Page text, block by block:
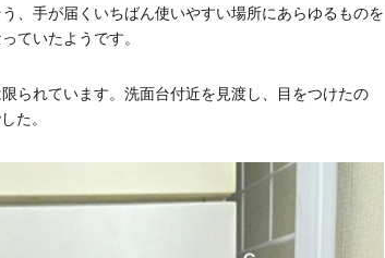
、手が届くいちばん使いやすい場所にあらゆるものを
ていたようです。
られています。洗面台付近を見渡し、目をつけたの
た。